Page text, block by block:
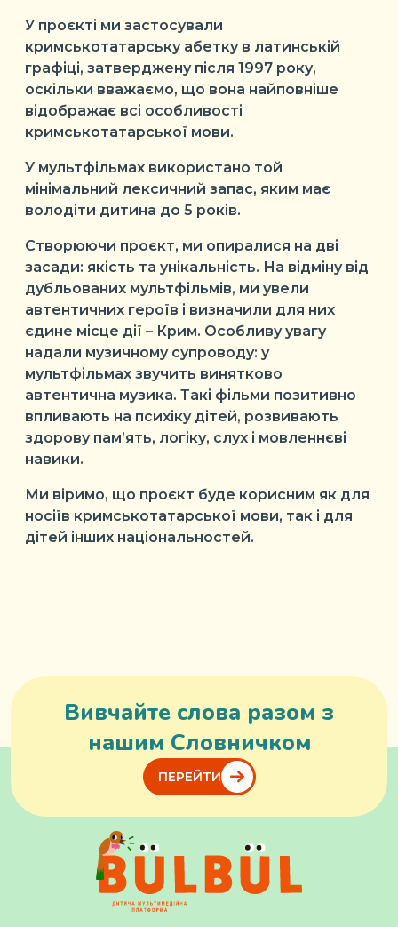
У проєкті ми застосували
кримськотатарську абетку в латинській
графіці, затверджену після 1997 року,
оскільки вважаємо, що вона найповніше
відображає всі особливості
кримськотатарської мови.
У мультфільмах використано той
мінімальний лексичний запас, яким має
володіти дитина до 5 років.
Створюючи проєкт, ми опиралися на дві
засади: якість та унікальність. На відміну від
дубльованих мультфільмів, ми увели
автентичних героїв і визначили для них
єдине місце дії – Крим. Особливу увагу
надали музичному супроводу: у
мультфільмах звучить винятково
автентична музика. Такі фільми позитивно
впливають на психіку дітей, розвивають
здорову пам’ять, логіку, слух і мовленнєві
навики.
Ми віримо, що проєкт буде корисним як для
носіїв кримськотатарської мови, так і для
дітей інших національностей.
Вивчайте слова разом з
нашим Словничком
ПЕРЕЙТИ